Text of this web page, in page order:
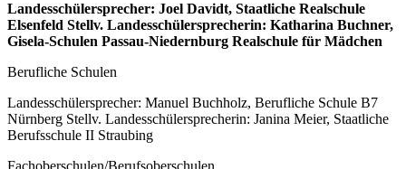
Landesschülersprecher: Joel Davidt, Staatliche Realschule
Elsenfeld Stellv. Landesschülersprecherin: Katharina Buchner,
Gisela-Schulen Passau-Niedernburg Realschule für Mädchen
Berufliche Schulen
Landesschülersprecher: Manuel Buchholz, Berufliche Schule B7
Nürnberg Stellv. Landesschülersprecherin: Janina Meier, Staatliche
Berufsschule II Straubing